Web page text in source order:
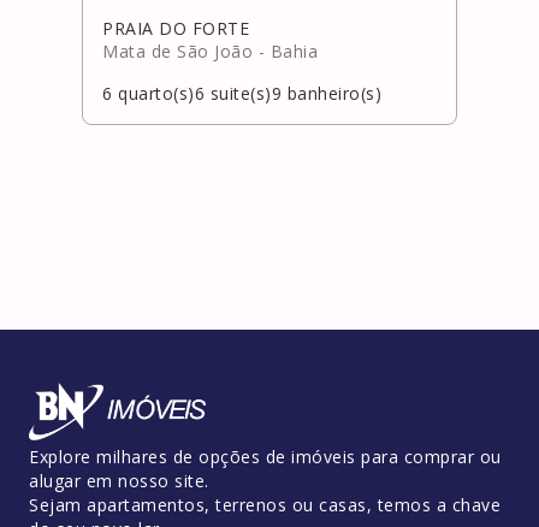
PRAIA DO FORTE
Mata de São João - Bahia
6 quarto(s)6 suite(s)9 banheiro(s)
Explore milhares de opções de imóveis para comprar ou
alugar em nosso site.
Sejam apartamentos, terrenos ou casas, temos a chave